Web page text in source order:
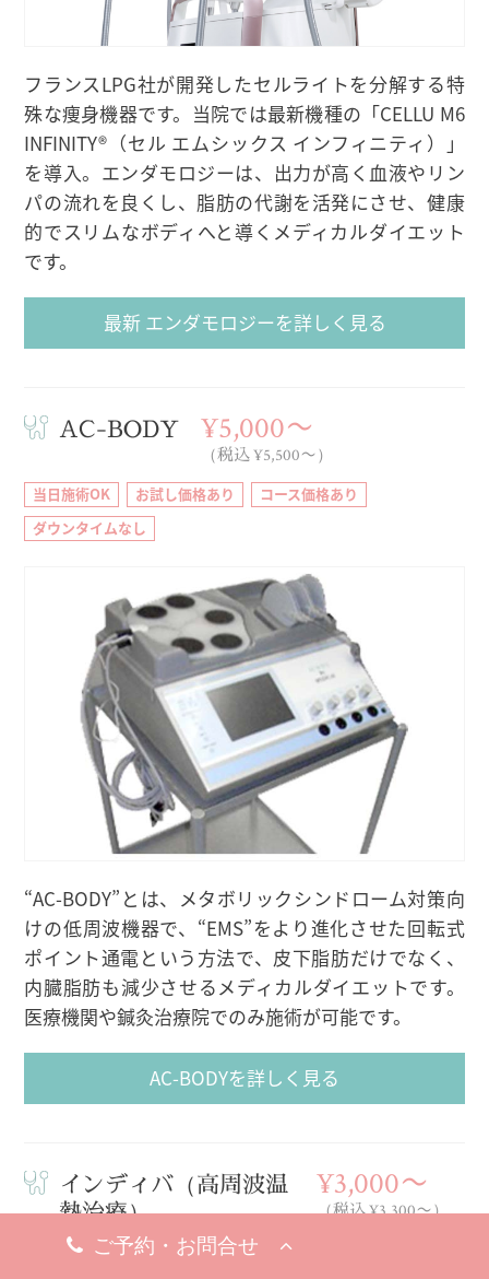
フランスLPG社が開発したセルライトを分解する特
殊な痩身機器です。当院では最新機種の「CELLU M6
INFINITY®（セル エムシックス インフィニティ）」
を導入。エンダモロジーは、出力が高く血液やリン
パの流れを良くし、脂肪の代謝を活発にさせ、健康
的でスリムなボディへと導くメディカルダイエット
です。
最新 エンダモロジーを詳しく見る
AC-BODY ¥5,000〜
（税込 ¥5,500〜）
当日施術OK お試し価格あり
コース価格あり
ダウンタイムなし
“AC-BODY”とは、メタボリックシンドローム対策向
けの低周波機器で、“EMS”をより進化させた回転式
ポイント通電という方法で、皮下脂肪だけでなく、
内臓脂肪も減少させるメディカルダイエットです。
医療機関や鍼灸治療院でのみ施術が可能です。
AC-BODYを詳しく見る
インディバ（高周波温
熱治療）
¥3,000〜
（税込 ¥3,300〜）
当日施術OK お試し価格あり
コース価格あり